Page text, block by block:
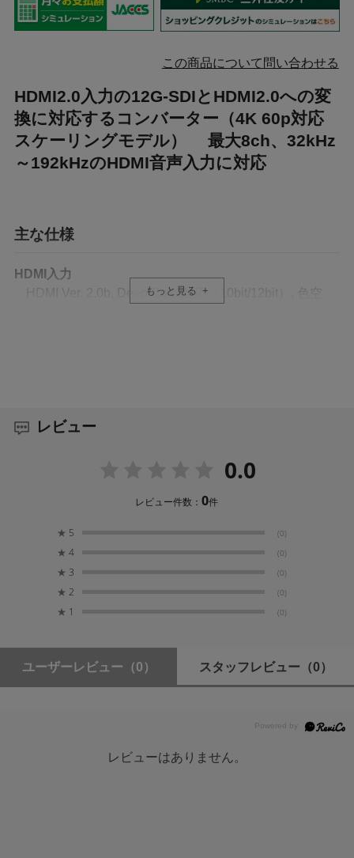
この商品について問い合わせる
HDMI2.0入力の12G-SDIとHDMI2.0への変
換に対応するコンバーター（4K 60p対応
スケーリングモデル） 最大8ch、32kHz
～192kHzのHDMI音声入力に対応
主な仕様
HDMI入力
HDMI Ver. 2.0b, Deep Color対応（10bit/12bit）, 色空
3G-SDI Level A Direct image format mapping
(SMPTE ST424, ST425-1)
mapping （SMPTE ST424, ST425-1）/HD-
間RGB/ YCbCr444/ YCbCr422/ YCbCr420切替可能,
静的HDR対応 ※HDCP及び CECに非対応
※HDMI入力のパススルー出力ではありません。
静的メタデータパッキング（SMPTE ST2086） /
から正式にサポートされています。
もっと見る
レビュー
0.0
レビュー件数：0件
★ 5 (0)
★ 4 (0)
★ 3 (0)
★ 2 (0)
★ 1 (0)
ユーザーレビュー （0） スタッフレビュー （0）
レビューはありません。